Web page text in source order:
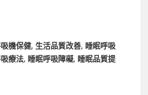
機保健, 生活品質改善, 睡眠呼吸
療法, 睡眠呼吸障礙, 睡眠品質提